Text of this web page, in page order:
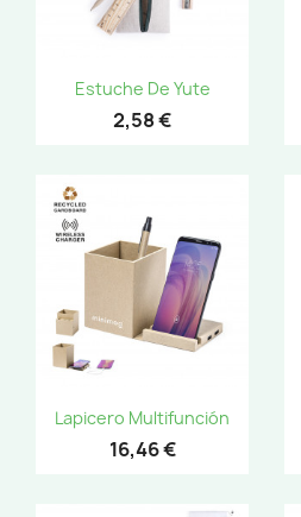
Estuche De Yute
2,58 €
Lapicero Multifunción
16,46 €